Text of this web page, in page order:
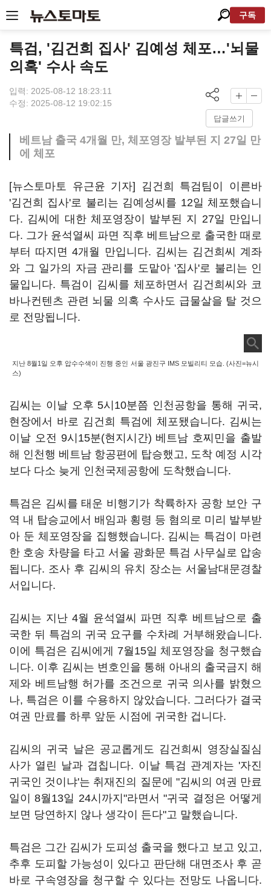
구독
특검, '김건희 집사' 김예성 체포…'뇌물
의혹' 수사 속도
입력: 2025-08-12 18:23:11
수정: 2025-08-12 19:02:15
답글쓰기
베트남 출국 4개월 만, 체포영장 발부된 지 27일 만
에 체포
[뉴스토마토 유근윤 기자] 김건희 특검팀이 이른바
'김건희 집사'로 불리는 김예성씨를 12일 체포했습니
다. 김씨에 대한 체포영장이 발부된 지 27일 만입니
다. 그가 윤석열씨 파면 직후 베트남으로 출국한 때로
부터 따지면 4개월 만입니다. 김씨는 김건희씨 계좌
와 그 일가의 자금 관리를 도맡아 '집사'로 불리는 인
물입니다. 특검이 김씨를 체포하면서 김건희씨와 코
바나컨텐츠 관련 뇌물 의혹 수사도 급물살을 탈 것으
로 전망됩니다.
지난 8월1일 오후 압수수색이 진행 중인 서울 광진구 IMS 모빌리티 모습. (사진=뉴시
스)
김씨는 이날 오후 5시10분쯤 인천공항을 통해 귀국,
현장에서 바로 김건희 특검에 체포됐습니다. 김씨는
이날 오전 9시15분(현지시간) 베트남 호찌민을 출발
해 인천행 베트남 항공편에 탑승했고, 도착 예정 시각
보다 다소 늦게 인천국제공항에 도착했습니다.
특검은 김씨를 태운 비행기가 착륙하자 공항 보안 구
역 내 탑승교에서 배임과 횡령 등 혐의로 미리 발부받
아 둔 체포영장을 집행했습니다. 김씨는 특검이 마련
한 호송 차량을 타고 서울 광화문 특검 사무실로 압송
됩니다. 조사 후 김씨의 유치 장소는 서울남대문경찰
서입니다.
김씨는 지난 4월 윤석열씨 파면 직후 베트남으로 출
국한 뒤 특검의 귀국 요구를 수차례 거부해왔습니다.
이에 특검은 김씨에게 7월15일 체포영장을 청구했습
니다. 이후 김씨는 변호인을 통해 아내의 출국금지 해
제와 베트남행 허가를 조건으로 귀국 의사를 밝혔으
나, 특검은 이를 수용하지 않았습니다. 그러다가 결국
여권 만료를 하루 앞둔 시점에 귀국한 겁니다.
김씨의 귀국 날은 공교롭게도 김건희씨 영장실질심
사가 열린 날과 겹칩니다. 이날 특검 관계자는 '자진
귀국인 것이냐'는 취재진의 질문에 "김씨의 여권 만료
일이 8월13일 24시까지"라면서 "귀국 결정은 어떻게
보면 당연하지 않나 생각이 든다"고 말했습니다.
특검은 그간 김씨가 도피성 출국을 했다고 보고 있고,
추후 도피할 가능성이 있다고 판단해 대면조사 후 곧
바로 구속영장을 청구할 수 있다는 전망도 나옵니다.